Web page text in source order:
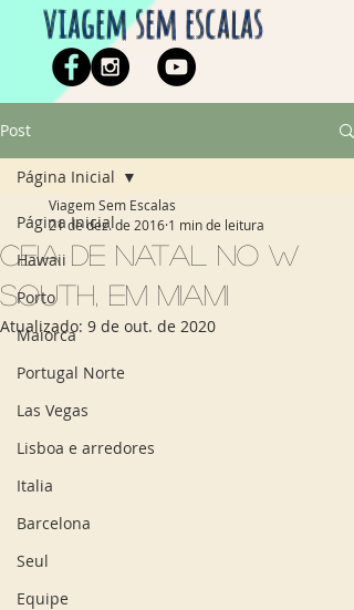
viagem sem escalas
Post
Página Inicial
Hawaii
Porto
Maiorca
Portugal Norte
Las Vegas
Lisboa e arredores
Italia
Barcelona
Seul
Equipe
Página Inicial
Ceia de Natal no W
South, em Miami
Viagem Sem Escalas
21 de dez. de 2016 1 min de leitura
Atualizado: 9 de out. de 2020